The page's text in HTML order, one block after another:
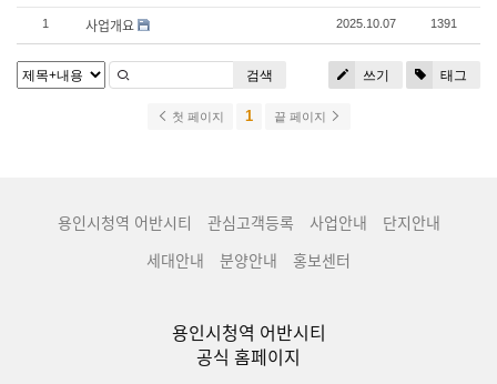
1 사업개요 2025.10.07 1391
쓰기 태그
검색
첫 페이지 1 끝 페이지
용인시청역 어반시티 관심고객등록 사업안내
단지안내
세대안내
분양안내 홍보센터
용인시청역 어반시티
공식 홈페이지